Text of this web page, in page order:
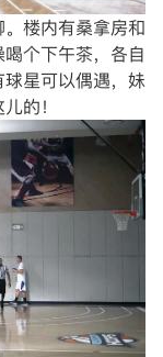
楼内有桑拿房和
个下午茶，各自
星可以偶遇，妹
的！